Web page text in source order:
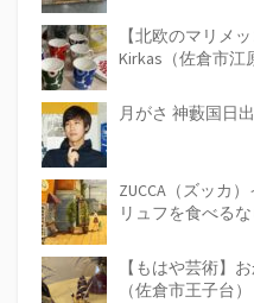
【北欧のマリメ
Kirkas（佐倉市江
月がさ 神藪国日
ZUCCA（ズッカ
リュフを食べるな
【もはや芸術】
（佐倉市王子台）